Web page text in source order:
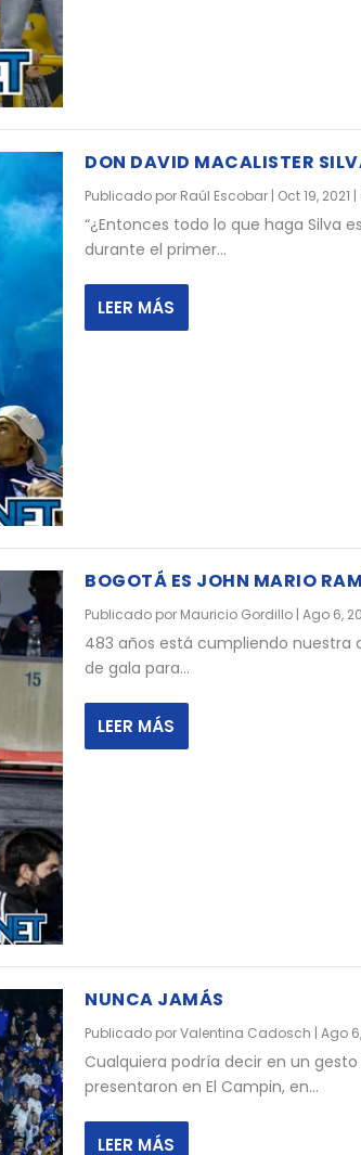
DON DAVID MACALISTER
Publicado por Raúl Escobar | Oct 19, 2021 |
“¿Entonces todo lo que haga Silva
durante el primer...
LEER MÁS
BOGOTÁ ES JOHN MARIO
Publicado por Mauricio Gordillo | Ago 6,
483 años está cumpliendo nuestra
de gala para...
LEER MÁS
NUNCA JAMÁS
Publicado porValentina Cadosch | Ago
Cualquiera podría decir en un
presentaron en El Campin, en...
LEER MÁS